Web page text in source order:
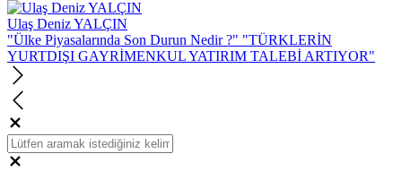
Ulaş Deniz YALÇIN
"Ülke Piyasalarında Son Durun Nedir ?" "TÜRKLERİN
YURTDIŞI GAYRİMENKUL YATIRIM TALEBİ ARTIYOR"